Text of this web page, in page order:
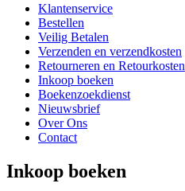
Klantenservice
Bestellen
Veilig Betalen
Verzenden en verzendkosten
Retourneren en Retourkosten
Inkoop boeken
Boekenzoekdienst
Nieuwsbrief
Over Ons
Contact
Inkoop boeken